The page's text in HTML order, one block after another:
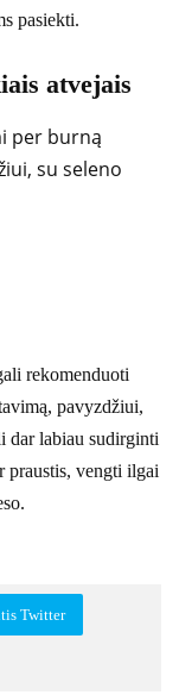
pasiekti.
atvejais
per burną
su seleno
rekomenduoti
pavyzdžiui,
dar labiau sudirginti
praustis, vengti ilgai
Twitter